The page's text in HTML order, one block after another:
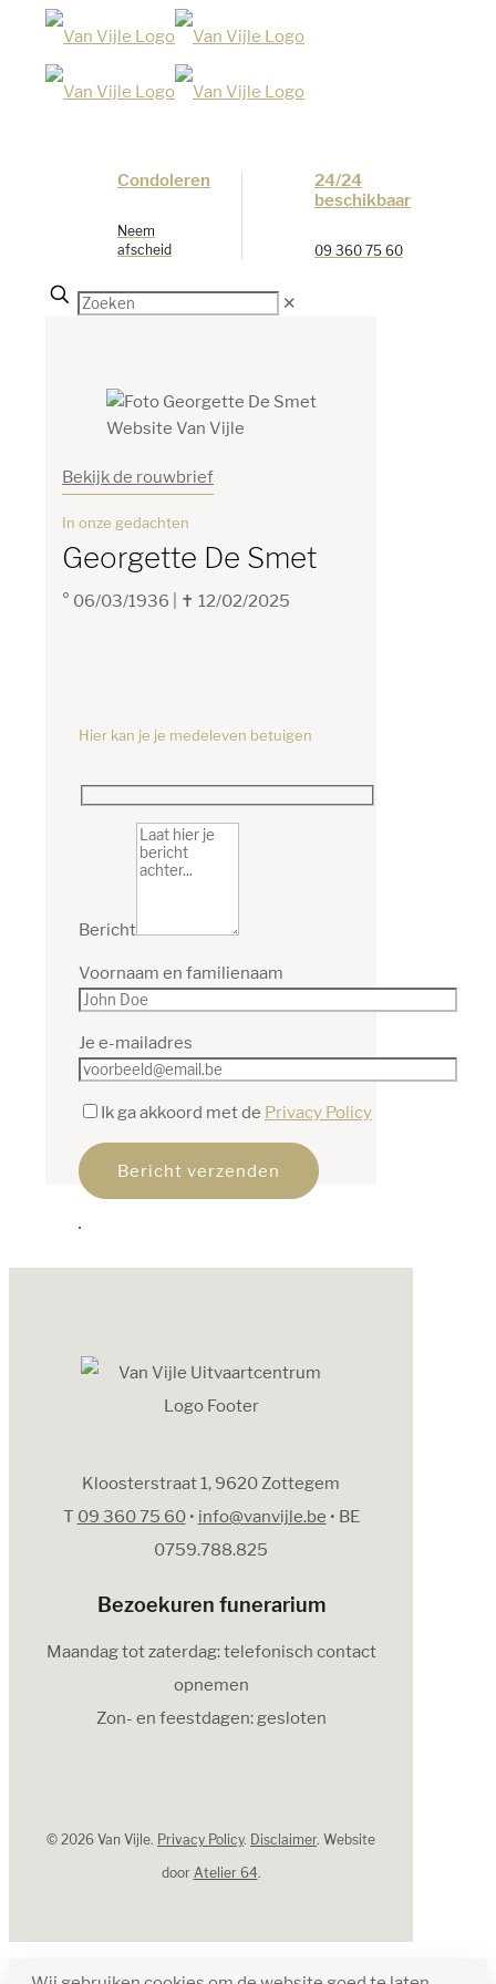
Condoleren
Neem
afscheid
24/24
beschikbaar
09 360 75 60
✕
Bekijk de rouwbrief
In onze gedachten
Georgette De Smet
° 06/03/1936 ✝ 12/02/2025
Hier kan je je medeleven betuigen
Bericht
Voornaam en familienaam
Je e-mailadres
Ik ga akkoord met de Privacy Policy
Kloosterstraat 1, 9620 Zottegem
T 09 360 75 60• info@vanvijle.be • BE
0759.788.825
Bezoekuren funerarium
Maandag tot zaterdag: telefonisch contact
opnemen
Zon- en feestdagen: gesloten
© 2026 Van Vijle. Privacy Policy. Disclaimer. Website
door Atelier 64.